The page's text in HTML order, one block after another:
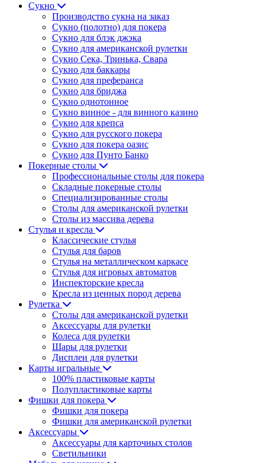
Сукно
Производство сукна на заказ
Сукно (полотно) для покера
Сукно для блэк джэка
Сукно для американской рулетки
Сукно Сека, Тринька, Свара
Сукно для баккары
Сукно для преферанса
Сукно для бриджа
Сукно однотонное
Сукно винное - для винного казино
Сукно для крепса
Сукно для русского покера
Сукно для покера оазис
Сукно для Пунто Банко
Покерные столы
Профессиональные столы для покера
Складные покерные столы
Специализированные столы
Столы для американской рулетки
Столы из массива дерева
Стулья и кресла
Классические стулья
Стулья для баров
Стулья на металлическом каркасе
Стулья для игровых автоматов
Инспекторские кресла
Кресла из ценных пород дерева
Рулетка
Столы для американской рулетки
Аксессуары для рулетки
Колеса для рулетки
Шары для рулетки
Дисплеи для рулетки
Карты игральные
100% пластиковые карты
Полупластиковые карты
Фишки для покера
Фишки для покера
Фишки для американской рулетки
Аксессуары
Аксессуары для карточных столов
Светильники